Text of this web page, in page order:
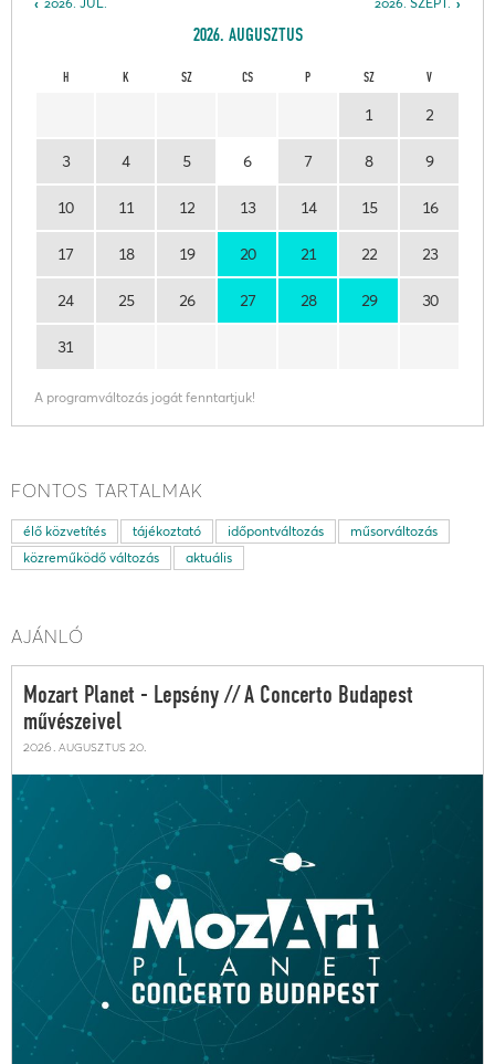
2026. AUGUSZTUS
H K SZ CS P SZ V
1 2
3 4 5 6 7 8 9
10 11 12 13 14 15 16
17 18 19 20 21 22 23
24 25 26 27 28 29 30
31
A programváltozás jogát fenntartjuk!
FONTOS TARTALMAK
élő közvetítés tájékoztató időpontváltozás
műsorváltozás
közreműködő változás
aktuális
AJÁNLÓ
Mozart Planet - Lepsény // A Concerto Budapest
művészeivel
2026. augusztus 20.